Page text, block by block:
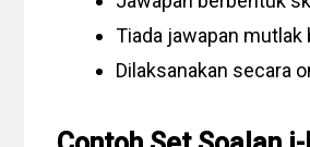
Tiada jawapan mutlak
Dilaksanakan secara